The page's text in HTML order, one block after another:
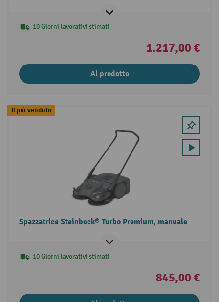
10 Giorni lavorativi stimati
1.217,00 €
Al prodotto
Il più venduto
Spazzatrice Steinbock® Turbo Premium, manuale
10 Giorni lavorativi stimati
845,00 €